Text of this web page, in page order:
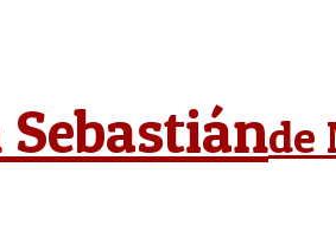
Sebastiánde